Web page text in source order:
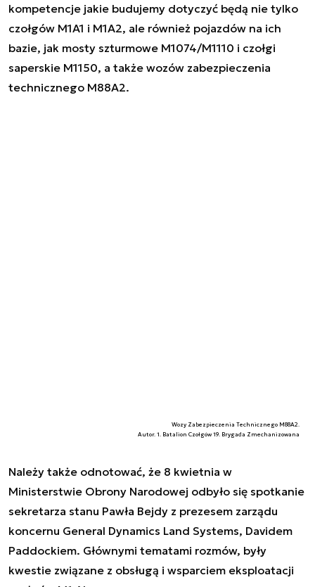
kompetencje jakie budujemy dotyczyć będą nie tylko
czołgów M1A1 i M1A2, ale również pojazdów na ich
bazie, jak mosty szturmowe M1074/M1110 i czołgi
saperskie M1150, a także wozów zabezpieczenia
technicznego M88A2.
Wozy Zabezpieczenia Technicznego M88A2.
Autor. 1. Batalion Czołgów 19. Brygada Zmechanizowana
Należy także odnotować, że 8 kwietnia w
Ministerstwie Obrony Narodowej odbyło się spotkanie
sekretarza stanu Pawła Bejdy z prezesem zarządu
koncernu General Dynamics Land Systems, Davidem
Paddockiem. Głównymi tematami rozmów, były
kwestie związane z obsługą i wsparciem eksploatacji